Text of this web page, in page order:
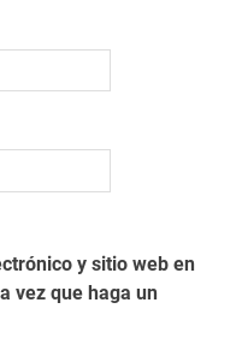
y sitio web en
vez que haga un